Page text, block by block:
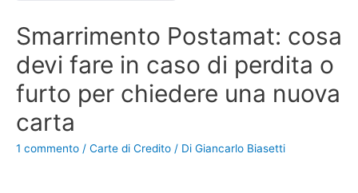
Smarrimento Postamat: cosa
devi fare in caso di perdita o
furto per chiedere una nuova
carta
1 commento / Carte di Credito / Di Giancarlo Biasetti